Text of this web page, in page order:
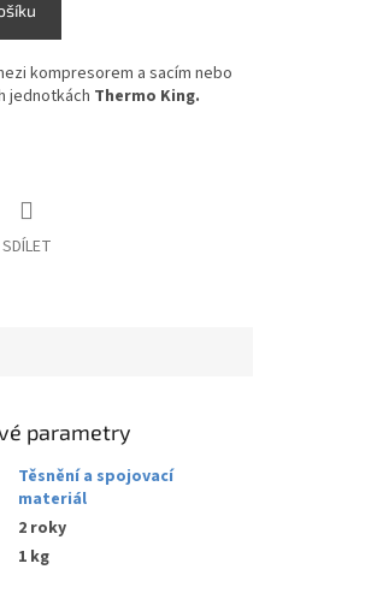
kompresorem a sacím nebo
jednotkách Thermo King.
SDÍLET
parametry
Těsnění a spojovací
materiál
2 roky
1 kg